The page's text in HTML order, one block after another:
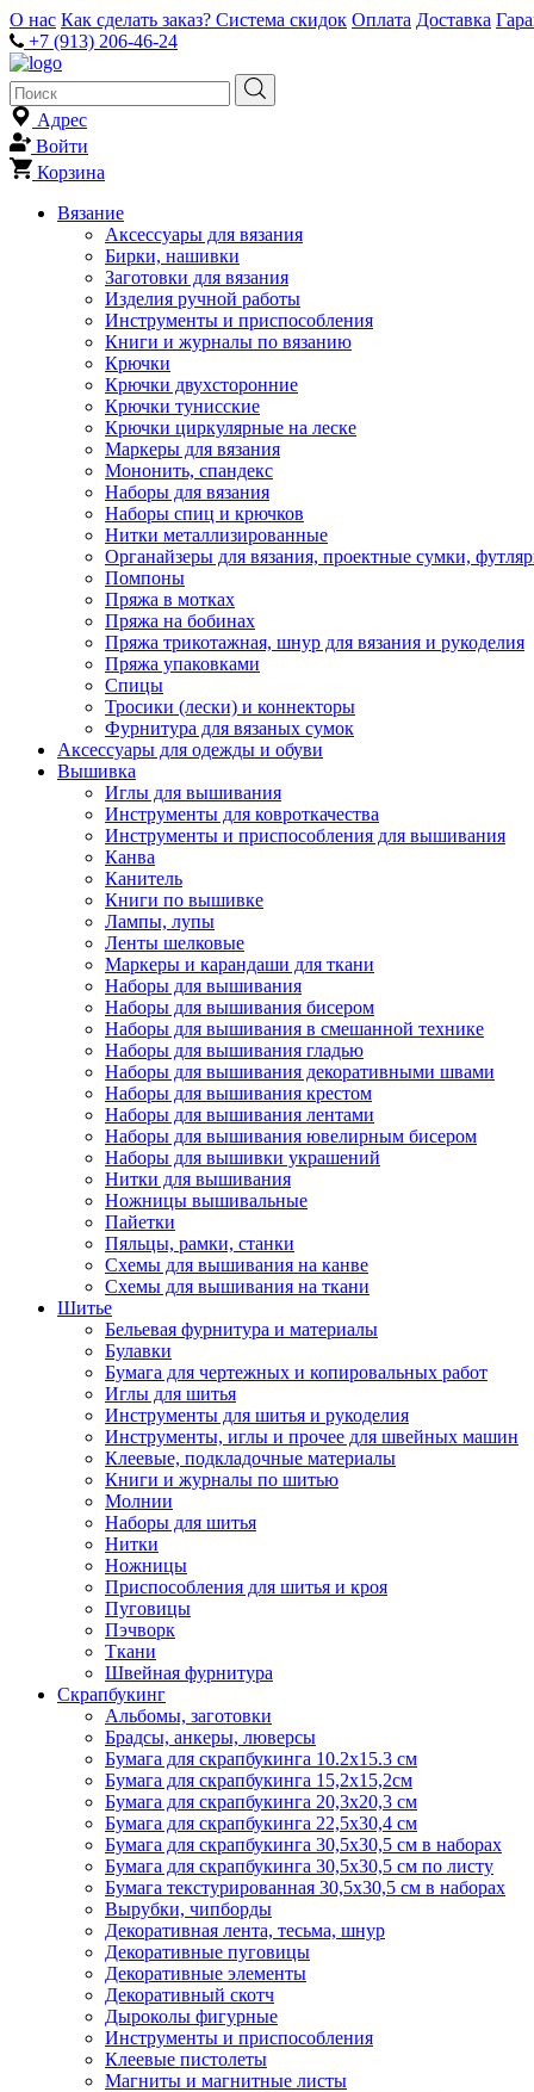
О нас Как сделать заказ? Система скидок Оплата Доставка
+7 (913) 206-46-24
Адрес
Войти
Корзина
Вязание
Аксессуары для вязания
Бирки, нашивки
Заготовки для вязания
Изделия ручной работы
Инструменты и приспособления
Книги и журналы по вязанию
Крючки
Крючки двухсторонние
Крючки тунисские
Крючки циркулярные на леске
Маркеры для вязания
Мононить, спандекс
Наборы для вязания
Наборы спиц и крючков
Нитки металлизированные
Органайзеры для вязания, проектные сумки,
Помпоны
Пряжа в мотках
Пряжа на бобинах
Пряжа трикотажная, шнур для вязания и рукоделия
Пряжа упаковками
Спицы
Тросики (лески) и коннекторы
Фурнитура для вязаных сумок
Аксессуары для одежды и обуви
Вышивка
Иглы для вышивания
Инструменты для ковроткачества
Инструменты и приспособления для вышивания
Канва
Канитель
Книги по вышивке
Лампы, лупы
Ленты шелковые
Маркеры и карандаши для ткани
Наборы для вышивания
Наборы для вышивания бисером
Наборы для вышивания в смешанной технике
Наборы для вышивания гладью
Наборы для вышивания декоративными швами
Наборы для вышивания крестом
Наборы для вышивания лентами
Наборы для вышивания ювелирным бисером
Наборы для вышивки украшений
Нитки для вышивания
Ножницы вышивальные
Пайетки
Пяльцы, рамки, станки
Схемы для вышивания на канве
Схемы для вышивания на ткани
Шитье
Бельевая фурнитура и материалы
Булавки
Бумага для чертежных и копировальных работ
Иглы для шитья
Инструменты для шитья и рукоделия
Инструменты, иглы и прочее для швейных машин
Клеевые, подкладочные материалы
Книги и журналы по шитью
Молнии
Наборы для шитья
Нитки
Ножницы
Приспособления для шитья и кроя
Пуговицы
Пэчворк
Ткани
Швейная фурнитура
Скрапбукинг
Альбомы, заготовки
Брадсы, анкеры, люверсы
Бумага для скрапбукинга 10.2х15.3 см
Бумага для скрапбукинга 15,2х15,2см
Бумага для скрапбукинга 20,3х20,3 см
Бумага для скрапбукинга 22,5х30,4 см
Бумага для скрапбукинга 30,5х30,5 см в наборах
Бумага для скрапбукинга 30,5х30,5 см по листу
Бумага текстурированная 30,5х30,5 см в наборах
Вырубки, чипборды
Декоративная лента, тесьма, шнур
Декоративные пуговицы
Декоративные элементы
Декоративный скотч
Дыроколы фигурные
Инструменты и приспособления
Клеевые пистолеты
Магниты и магнитные листы